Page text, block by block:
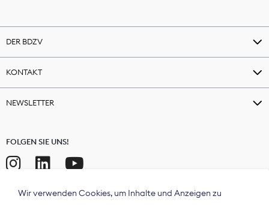
DER BDZV
KONTAKT
NEWSLETTER
FOLGEN SIE UNS!
Wir verwenden Cookies, um Inhalte und Anzeigen zu